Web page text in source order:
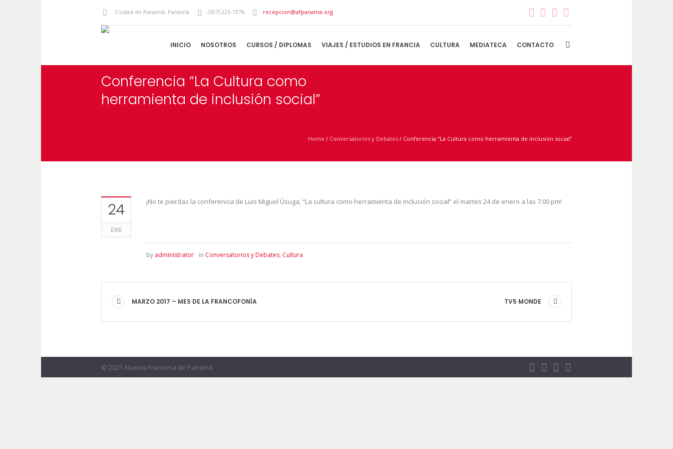
Ciudad de Panamá, Panamá (507) 223-7376 recepcion@afpanama.org
INICIO NOSOTROS CURSOS / DIPLOMAS VIAJES / ESTUDIOS EN FRANCIA CULTURA MEDIATECA CONTACTO
Conferencia “La Cultura como
herramienta de inclusión social”
Home / Conversatorios y Debates / Conferencia “La Cultura como herramienta de inclusión social”
24
ENE
¡No te pierdas la conferencia de Luis Miguel Úsuga, “La cultura como herramienta de inclusión social” el martes 24 de enero a las 7.00 pm!
by administrator in Conversatorios y Debates, Cultura
MARZO 2017 – MES DE LA FRANCOFONÍA TV5 MONDE
© 2021 Alianza Francesa de Panamá